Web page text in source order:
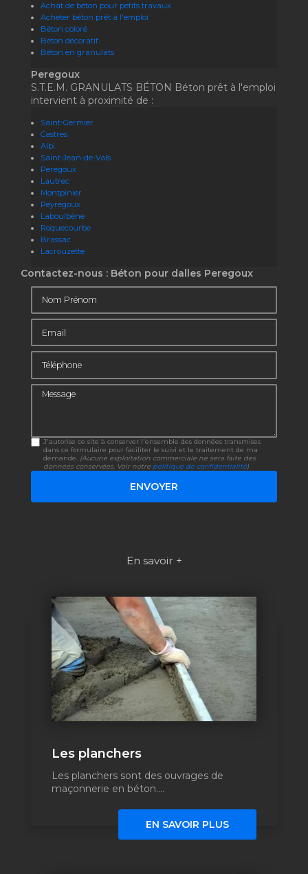
Achat de béton pour petits travaux
Acheter béton prêt à l'emploi
Béton coloré
Béton décoratif
Béton en granulats
Peregoux
S.T.E.M. GRANULATS BÉTON Béton prêt à l'emploi
intervient à proximité de :
Saint-Germier
Castres
Albi
Saint-Jean-de-Vals
Peregoux
Lautrec
Montpinier
Peyregoux
Laboulbène
Roquecourbe
Brassac
Lacrouzette
Contactez-nous : Béton pour dalles Peregoux
Nom Prénom
Email
Téléphone
Message
J'autorise ce site à conserver l'ensemble des données transmises
dans ce formulaire pour faciliter le suivi et le traitement de ma
demande. (Aucune exploitation commerciale ne sera faite des
données conservées. Voir notre politique de confidentialité)
En savoir +
Les planchers
Les planchers sont des ouvrages de
maçonnerie en béton....
EN SAVOIR PLUS